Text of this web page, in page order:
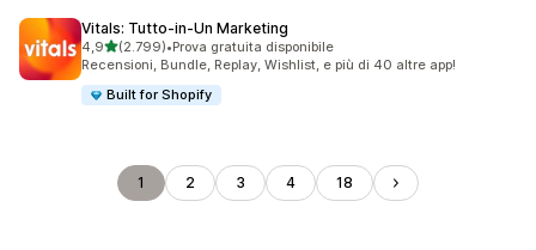
Vitals: Tutto‑in‑Un Marketing
4,9stelle su 5
(2.799)
2799 recensioni totali
•Prova gratuita disponibile
Recensioni, Bundle, Replay, Wishlist, e più di 40 altre app!
Built for Shopify
1 2 3 4 18